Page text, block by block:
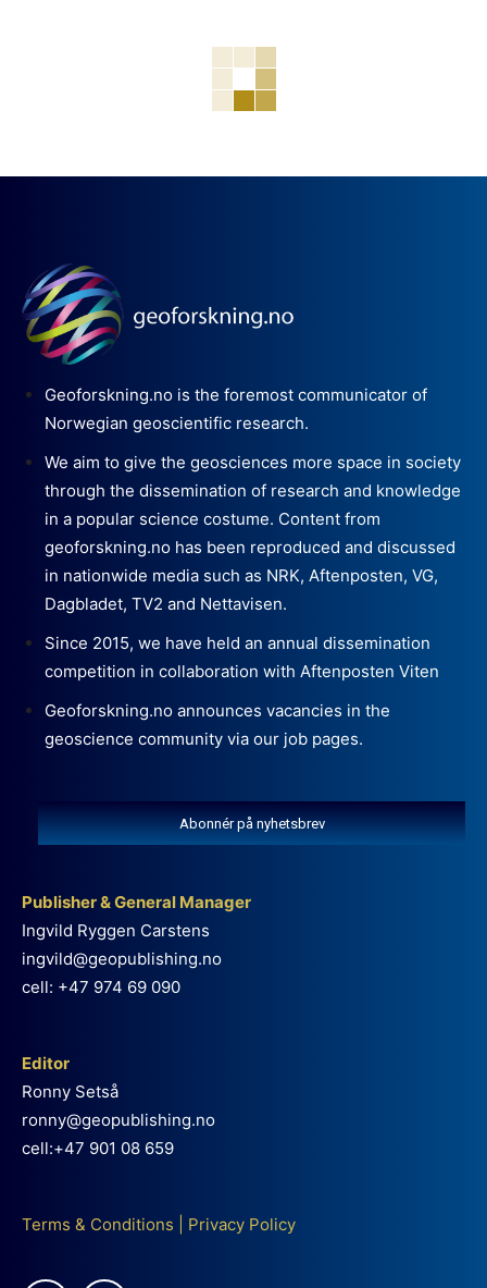
Geoforskning.no is the foremost communicator of
Norwegian geoscientific research.
We aim to give the geosciences more space in society
through the dissemination of research and knowledge
in a popular science costume. Content from
geoforskning.no has been reproduced and discussed
in nationwide media such as NRK, Aftenposten, VG,
Dagbladet, TV2 and Nettavisen.
Since 2015, we have held an annual dissemination
competition in collaboration with Aftenposten Viten
Geoforskning.no announces vacancies in the
geoscience community via our job pages.
Abonnér på nyhetsbrev
Publisher & General Manager
Ingvild Ryggen Carstens
ingvild@geopublishing.no
cell: +47 974 69 090
Editor
Ronny Setså
ronny@geopublishing.no
cell:+47 901 08 659
Terms & Conditions Privacy Policy